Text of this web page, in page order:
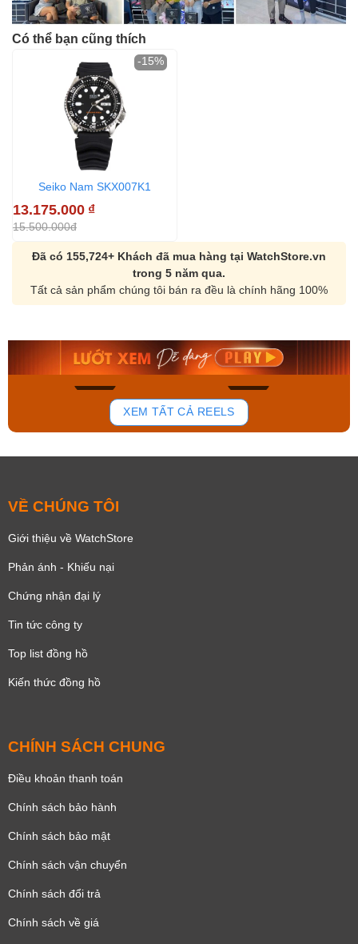
Có thể bạn cũng thích
Seiko Nam SKX007K1
13.175.000 ₫
15.500.000đ
-15%
Đã có 155,724+ Khách đã mua hàng tại WatchStore.vn
trong 5 năm qua.
Tất cả sản phẩm chúng tôi bán ra đều là chính hãng 100%
150
Orient Nam RA-
Mua ngay
Casio Nam MTS-
Mua ngay
XEM TẤT CẢ REELS
VỀ CHÚNG TÔI
Giới thiệu về WatchStore
Phản ánh - Khiếu nại
Chứng nhận đại lý
Tin tức công ty
Top list đồng hồ
Kiến thức đồng hồ
CHÍNH SÁCH CHUNG
Điều khoản thanh toán
Chính sách bảo hành
Chính sách bảo mật
Chính sách vận chuyển
Chính sách đổi trả
Chính sách về giá